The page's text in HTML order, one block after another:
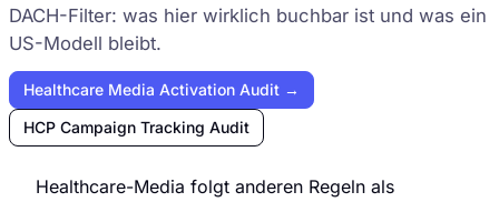
Integrations ▾
DACH-Filter: was hier wirklich buchbar ist und was ein
US-Modell bleibt.
Healthcare Media Activation Audit →
HCP Campaign Tracking Audit
Healthcare-Media folgt anderen Regeln als